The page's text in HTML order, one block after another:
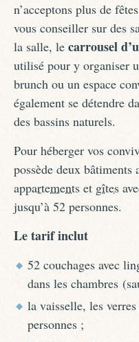
n’acceptons plus de
vous conseiller sur des
la salle, le carrousel
utilisé pour y organiser
brunch ou un espace
également se détendre
des bassins naturels.
Pour héberger vos
possède deux bâtiments
appartements et gîtes
jusqu’à 52 personnes.
Le tarif inclut
52 couchages avec
dans les chambres
la vaisselle, les
personnes ;